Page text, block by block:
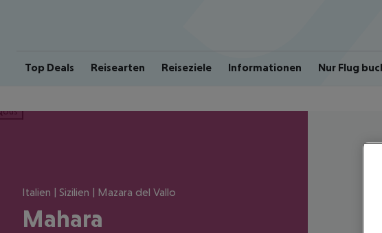
Top Deals Reisearten Reiseziele Informationen Nur Flug
Italien | Sizilien | Mazara del Vallo
Mahara